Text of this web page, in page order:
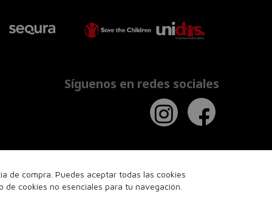
de compra. Puedes aceptar todas las cookies
cookies no esenciales para tu navegación.
Síguenos en redes sociales